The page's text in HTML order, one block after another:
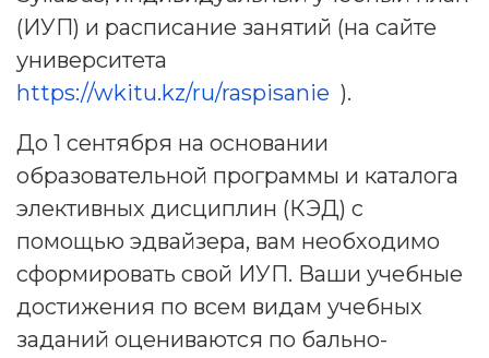
(ИУП) и расписание занятий (на сайте
университета
https://wkitu.kz/ru/raspisanie ).
До 1 сентября на основании
образовательной программы и каталога
элективных дисциплин (КЭД) с
помощью эдвайзера, вам необходимо
сформировать свой ИУП. Ваши учебные
достижения по всем видам учебных
заданий оцениваются по бально-